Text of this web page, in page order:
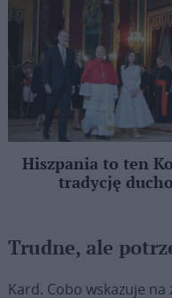
Hiszpania to ten
tradycję
Trudne, ale
Kard. Cobo wskazuje na